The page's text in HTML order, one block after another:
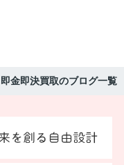
即金即決買取のブログ一覧